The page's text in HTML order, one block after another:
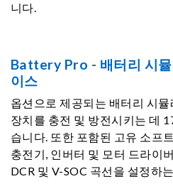
니다.
Battery Pro - 배터리 시
이스
옵션으로 제공되는 배터리 시
장치를 충전 및 방전시키는 데
습니다. 또한 포함된 고유 소프
충전기, 인버터 및 모터 드라이
DCR 및 V-SOC 곡선을 설정하